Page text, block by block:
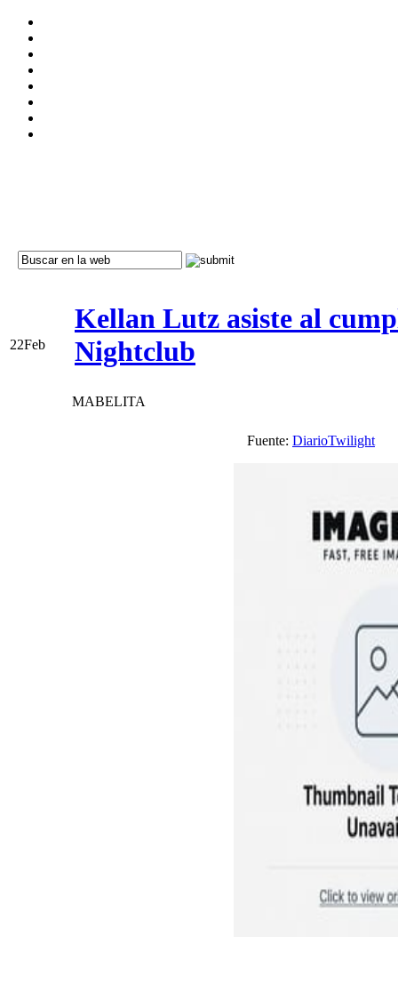
22Feb
Kellan Lutz asiste al
Nightclub
MABELITA
Fuente: DiarioTwilight